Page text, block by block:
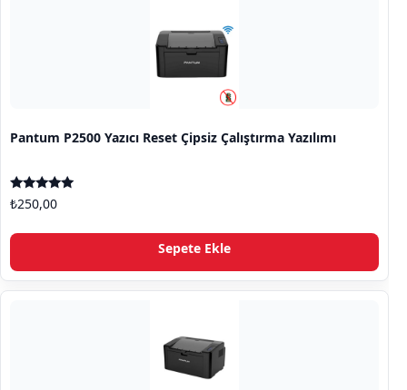
Pantum P2500 Yazıcı Reset Çipsiz Çalıştırma Yazılımı
5 üzerinden
5.00
₺250,00
Sepete Ekle